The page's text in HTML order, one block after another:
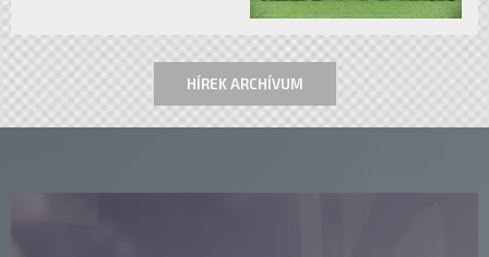
HÍREK ARCHÍVUM